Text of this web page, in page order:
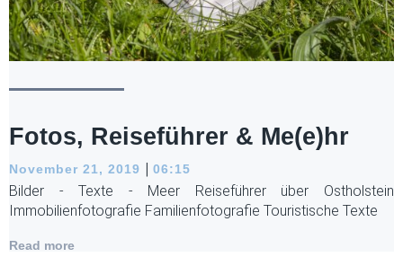
Fotos, Reiseführer & Me(e)hr
November 21, 2019 | 06:15
Bilder - Texte - Meer Reiseführer über Ostholstein
Immobilienfotografie Familienfotografie Touristische Texte
Read more